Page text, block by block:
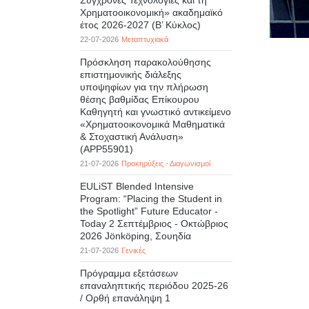
Χρηματοοικονομική» ακαδημαϊκό
έτος 2026-2027 (B’ Kύκλος)
22-07-2026 Μεταπτυχιακά
Πρόσκληση παρακολούθησης
επιστημονικής διάλεξης
υποψηφίων για την πλήρωση
θέσης βαθμίδας Επίκουρου
Καθηγητή και γνωστικό αντικείμενο
«Χρηματοοικονομικά Μαθηματικά
& Στοχαστική Ανάλυση»
(APP55901)
21-07-2026 Προκηρύξεις - Διαγωνισμοί
EULiST Blended Intensive
Program: “Placing the Student in
the Spotlight” Future Educator -
Today 2 Σεπτέμβριος - Οκτώβριος
2026 Jönköping, Σουηδία
21-07-2026 Γενικές
Πρόγραμμα εξετάσεων
επαναληπτικής περιόδου 2025-26
/ Ορθή επανάληψη 1